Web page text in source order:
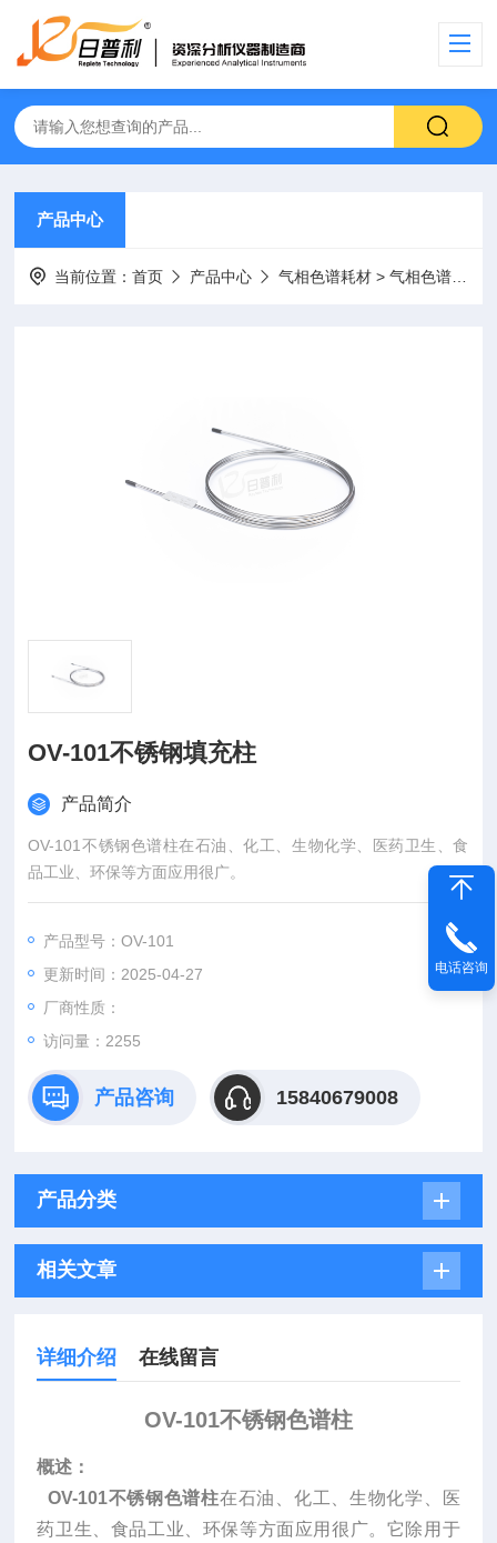
产品中心
当前位置：首页 产品中心 气相色谱耗材 >气相色谱柱
OV-101不锈钢填充柱
产品简介
OV-101不锈钢色谱柱在石油、化工、生物化学、医药卫生、食
品工业、环保等方面应用很广。
产品型号：OV-101
更新时间：2025-04-27
厂商性质：
访问量：2255
产品咨询 15840679008
产品分类
相关文章
详细介绍 在线留言
OV-101不锈钢色谱柱
概述：
OV-101不锈钢色谱柱在石油、化工、生物化学、医
药卫生、食品工业、环保等方面应用很广。它除用于
电话咨询